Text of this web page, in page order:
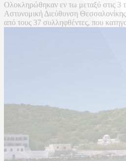
Ολοκληρώθηκαν εν τω μεταξύ στις 3
Αστυνομική Διεύθυνση
από τους 37 συλληφθέντες, που